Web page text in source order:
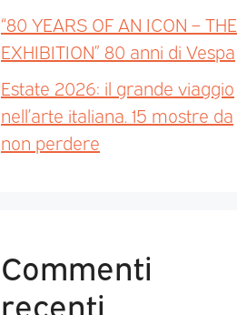
“80 YEARS OF AN ICON – THE
EXHIBITION” 80 anni di Vespa
Estate 2026: il grande viaggio
nell’arte italiana. 15 mostre da
non perdere
Commenti
recenti